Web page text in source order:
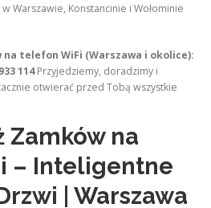
w Warszawie, Konstancinie i Wołominie
telefon WiFi (Warszawa i okolice):
114Przyjedziemy, doradzimy i
otwierać przed Tobą wszystkie
Zamków na
– Inteligentne
| Warszawa